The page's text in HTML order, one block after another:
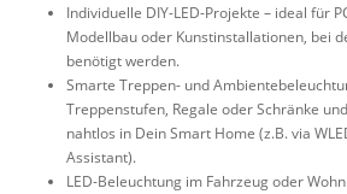
Individuelle DIY-LED-Projekte – ideal für
Modellbau oder Kunstinstallationen, bei
benötigt werden.
Smarte Treppen- und
Treppenstufen, Regale oder Schränke
nahtlos in Dein Smart Home (z.B. via
Assistant).
LED-Beleuchtung im Fahrzeug oder